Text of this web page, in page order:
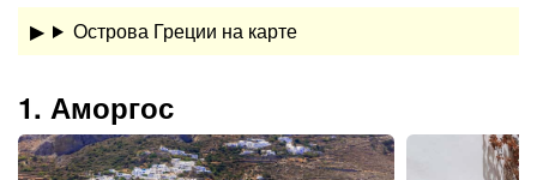
Острова Греции на карте
1. Аморгос